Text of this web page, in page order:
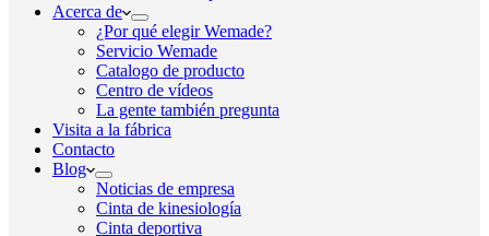
Acerca de
¿Por qué elegir Wemade?
Servicio Wemade
Catalogo de producto
Centro de vídeos
La gente también pregunta
Visita a la fábrica
Contacto
Blog
Noticias de empresa
Cinta de kinesiología
Cinta deportiva